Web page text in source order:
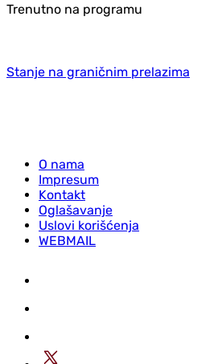
Trenutno na programu
Stanje na graničnim prelazima
O nama
Impresum
Kontakt
Oglašavanje
Uslovi korišćenja
WEBMAIL